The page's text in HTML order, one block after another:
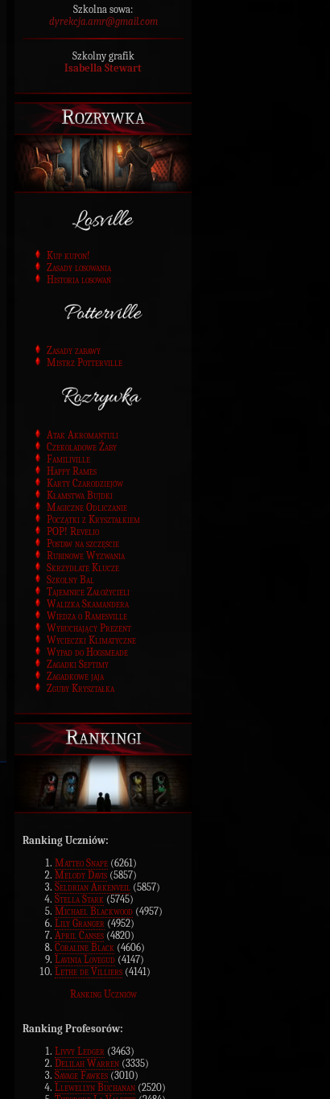
Szkolna sowa:
dyrekcja.amr@gmail.com
Szkolny grafik
Isabella Stewart
Rozrywka
Kup kupon!
Zasady losowania
Historia losowań
Zasady zabawy
Mistrz Potterville
Atak Akromantuli
Czekoladowe Żaby
Familiville
Happy Rames
Karty Czarodziejów
Kłamstwa Bujdki
Magiczne Odliczanie
Początki z Kryształkiem
POP! Revelio
Postaw na szczęście
Rubinowe Wyzwania
Skrzydlate Klucze
Szkolny Bal
Tajemnice Założycieli
Walizka Skamandera
Wiedza o Ramesville
Wybuchający Prezent
Wycieczki Klimatyczne
Wypad do Hogsmeade
Zagadki Septimy
Zagadkowe jaja
Zguby Kryształka
Rankingi
Ranking Uczniów:
Matteo Snape (6261)
Melody Davis (5857)
Seldrian Arkenveil (5857)
Stella Stark (5745)
Michael Blackwood (4957)
Lily Granger (4952)
April Canses (4820)
Coraline Black (4606)
Lavinia Lovegud (4147)
Lethe de Villiers (4141)
Ranking Uczniów
Ranking Profesorów:
Livvy Ledger (3463)
Delilah Warren (3335)
Savage Fawkes (3010)
Llewellyn Buchanan (2520)